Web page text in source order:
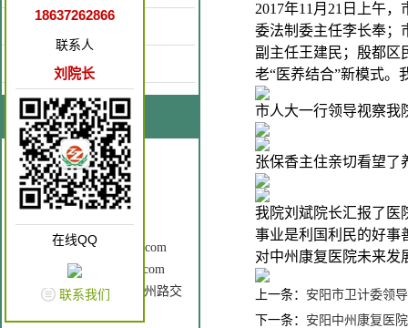
2017年11月21日上午
委法制委主任李长奉；
副主任王建民；殷都区
老“医养结合”新模式。
市人大一行领导视察我
张保香主住亲切看望了
我院刘斌院长汇报了医
事业是利国利民的好事
对中州康复医院未来发
上一条： 安阳市卫计委领
下一条： 安阳中州康复医
康复园地
联系我们
联系人：刘院长
手 机：18637262866
电 话：0372-3196120
Q Q： 2602760196
邮 箱：ayzzkfyy@163.com
网 址：www.ayzzkfyy.com
地 址： 安钢大道与中州路交
18637262866
联系人
刘院长
在线QQ
联系我们